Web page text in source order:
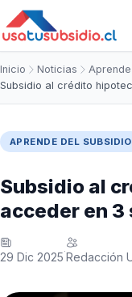
Inicio Noticias
Subsidio al crédito
APRENDE DEL SUBSIDIO
Subsidio al
acceder en 3
29 Dic 2025·Redacción